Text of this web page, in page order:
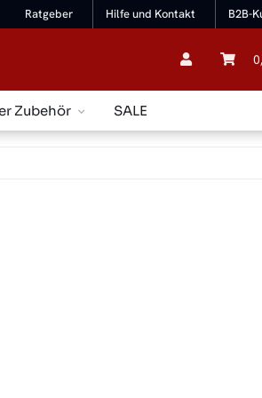
Ratgeber Hilfe und Kontakt B2B-
Zubehör SALE